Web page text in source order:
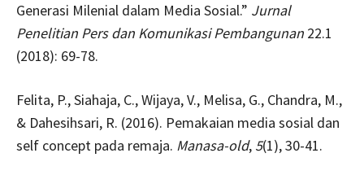
Generasi Milenial dalam Media Sosial.” Jurnal
Penelitian Pers dan Komunikasi Pembangunan 22.1
(2018): 69-78.
Felita, P., Siahaja, C., Wijaya, V., Melisa, G., Chandra, M.,
& Dahesihsari, R. (2016). Pemakaian media sosial dan
self concept pada remaja. Manasa-old, 5(1), 30-41.